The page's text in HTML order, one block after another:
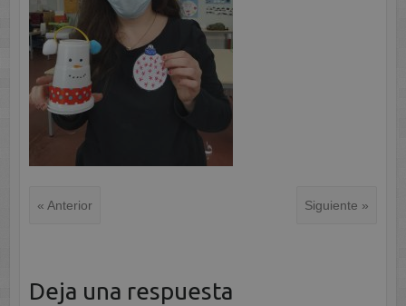
« Anterior Siguiente »
Deja una respuesta